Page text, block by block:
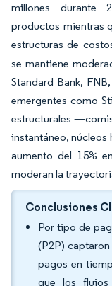
millones durante
productos mientras
estructuras de
se mantiene
Standard Bank,
emergentes como
estructurales
instantáneo, núcleos
aumento del 15%
moderan la
Conclusiones
Por tipo de
(P2P)
pagos en
que los